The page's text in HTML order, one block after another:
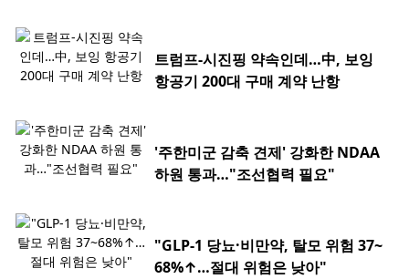
트럼프-시진핑 약속인데…中, 보잉
항공기 200대 구매 계약 난항
'주한미군 감축 견제' 강화한 NDAA
하원 통과…"조선협력 필요"
"GLP-1 당뇨·비만약, 탈모 위험 37~
68%↑…절대 위험은 낮아"